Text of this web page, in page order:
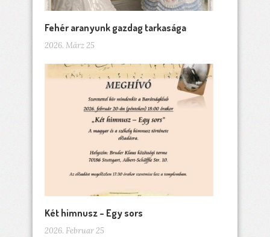
Fehér aranyunk gazdag tarkasága
2026. März 25
Két himnusz – Egy sors
2026. Februar 25